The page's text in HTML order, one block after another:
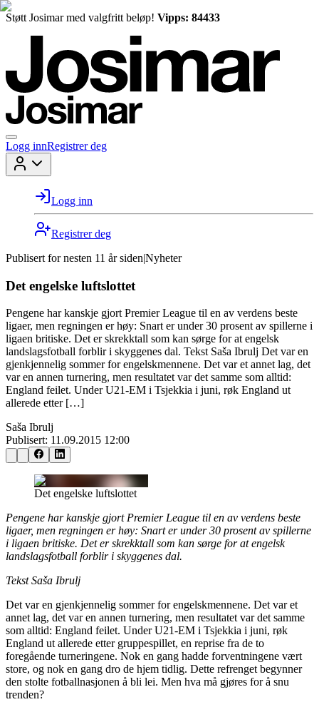
Støtt Josimar med valgfritt beløp! Vipps: 84433
Logg innRegistrer deg
Logg inn
Registrer deg
Publisert for nesten 11 år siden|Nyheter
Det engelske luftslottet
Pengene har kanskje gjort Premier League til en av verdens beste
ligaer, men regningen er høy: Snart er under 30 prosent av spillerne i
ligaen britiske. Det er skrekktall som kan sørge for at engelsk
landslagsfotball forblir i skyggenes dal. Tekst Saša Ibrulj Det var en
gjenkjennelig sommer for engelskmennene. Det var et annet lag, det
var en annen turnering, men resultatet var det samme som alltid:
England feilet. Under U21-EM i Tsjekkia i juni, røk England ut
allerede etter […]
Saša Ibrulj
Publisert: 11.09.2015 12:00
Det engelske luftslottet
Pengene har kanskje gjort Premier League til en av verdens beste
ligaer, men regningen er høy: Snart er under 30 prosent av spillerne
i ligaen britiske. Det er skrekktall som kan sørge for at engelsk
landslagsfotball forblir i skyggenes dal.
Tekst Saša Ibrulj
Det var en gjenkjennelig sommer for engelskmennene. Det var et
annet lag, det var en annen turnering, men resultatet var det samme
som alltid: England feilet. Under U21-EM i Tsjekkia i juni, røk
England ut allerede etter gruppespillet, en reprise fra de to
foregående turneringene. Nok en gang hadde forventningene vært
store, og nok en gang dro de hjem tidlig. Dette refrenget begynner
den stolte fotballnasjonen å bli lei. Men hva må gjøres for å snu
trenden?